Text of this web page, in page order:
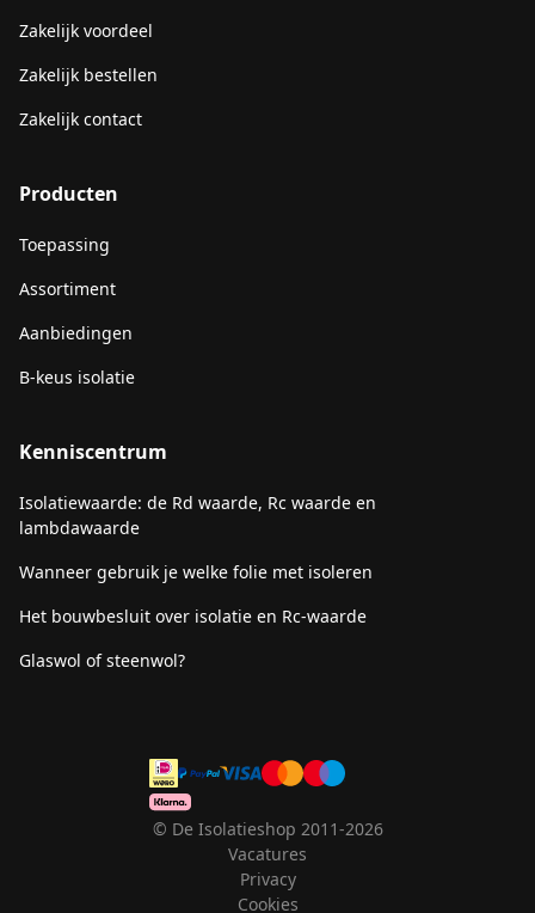
Zakelijk voordeel
Zakelijk bestellen
Zakelijk contact
Producten
Toepassing
Assortiment
Aanbiedingen
B-keus isolatie
Kenniscentrum
Isolatiewaarde: de Rd waarde, Rc waarde en
lambdawaarde
Wanneer gebruik je welke folie met isoleren
Het bouwbesluit over isolatie en Rc-waarde
Glaswol of steenwol?
© De Isolatieshop 2011-2026
Vacatures
Privacy
Cookies